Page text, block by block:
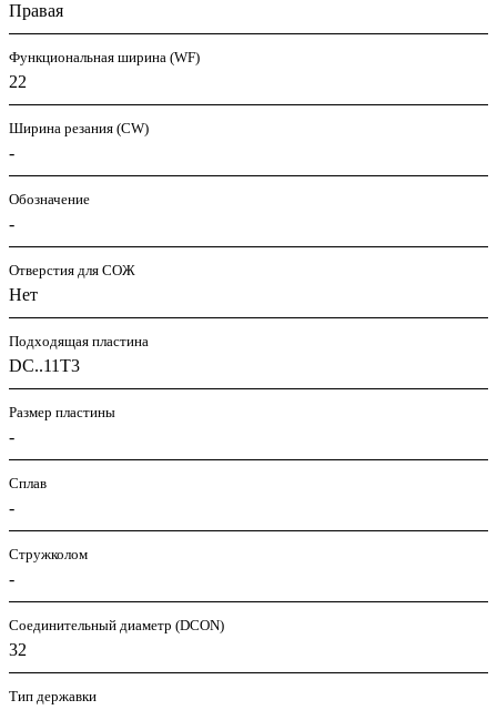
Правая
Функциональная ширина (WF)
22
Ширина резания (CW)
-
Обозначение
-
Отверстия для СОЖ
Нет
Подходящая пластина
DC..11T3
Размер пластины
-
Сплав
-
Стружколом
-
Соединительный диаметр (DCON)
32
Тип державки